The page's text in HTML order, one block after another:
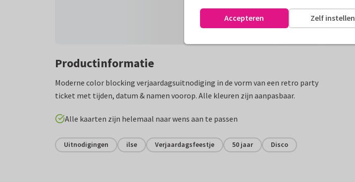
Productinformatie
Moderne color blocking verjaardagsuitnodiging in de vorm van een retro party
ticket met tijden, datum & namen voorop. Alle kleuren zijn aanpasbaar.
Alle kaarten zijn helemaal naar wens aan te passen
Uitnodigingen ilse Verjaardagsfeestje 50 jaar Disco
Zelf instellen
Accepteren